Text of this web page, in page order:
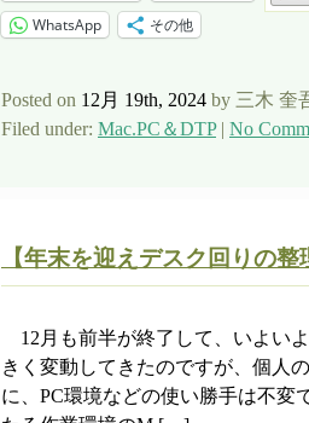
WhatsApp
その他
Posted on 12月 19th, 2024 by 三木 奎
Filed under: Mac.PC＆DTP| No
【年末を迎えデスク回りの整
12月も前半が終了して、いよい
きく変動してきたのですが、個人
に、PC環境などの使い勝手は不